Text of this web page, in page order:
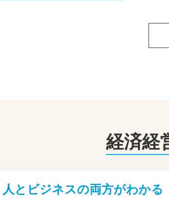
経済経
人とビジネスの両方がわかる